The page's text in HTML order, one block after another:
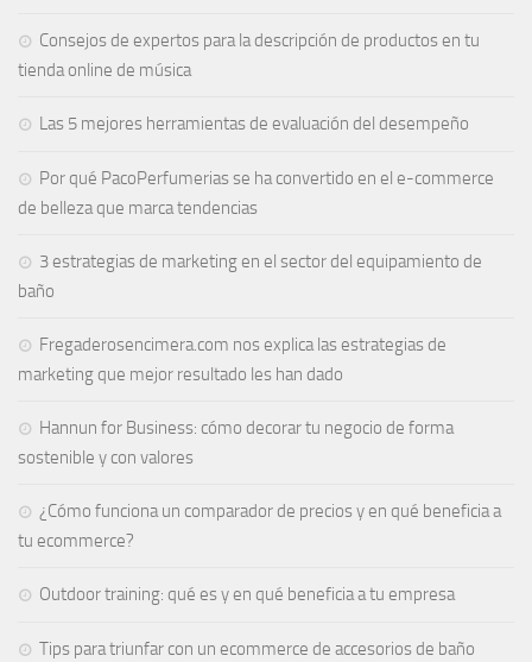
Consejos de expertos para la descripción de productos en tu
tienda online de música
Las 5 mejores herramientas de evaluación del desempeño
Por qué PacoPerfumerias se ha convertido en el e-commerce
de belleza que marca tendencias
3 estrategias de marketing en el sector del equipamiento de
baño
Fregaderosencimera.com nos explica las estrategias de
marketing que mejor resultado les han dado
Hannun for Business: cómo decorar tu negocio de forma
sostenible y con valores
¿Cómo funciona un comparador de precios y en qué beneficia a
tu ecommerce?
Outdoor training: qué es y en qué beneficia a tu empresa
Tips para triunfar con un ecommerce de accesorios de baño